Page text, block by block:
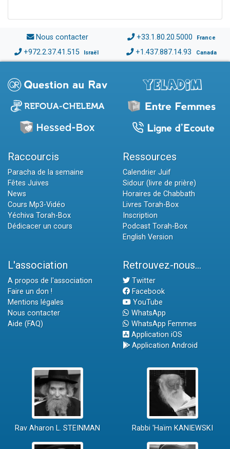
Nous contacter +33.1.80.20.5000 France
+972.2.37.41.515 Israël +1.437.887.14.93 Canada
Raccourcis
Paracha de la semaine
Fêtes Juives
News
Cours Mp3-Vidéo
Yéchiva Torah-Box
Dédicacer un cours
Ressources
Calendrier Juif
Sidour (livre de prière)
Horaires de Chabbath
Livres Torah-Box
Inscription
Podcast Torah-Box
English Version
L'association
A propos de l'association
Faire un don !
Mentions légales
Nous contacter
Aide (FAQ)
Retrouvez-nous...
Twitter
Facebook
YouTube
WhatsApp
WhatsApp Femmes
Application iOS
Application Android
Rav Aharon L. STEINMAN Rabbi 'Haïm KANIEWSKI